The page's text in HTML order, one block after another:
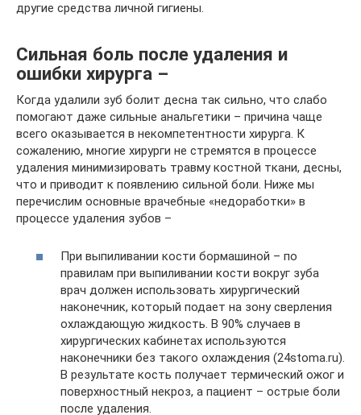
другие средства личной гигиены.
Сильная боль после удаления и
ошибки хирурга –
Когда удалили зуб болит десна так сильно, что слабо
помогают даже сильные анальгетики – причина чаще
всего оказывается в некомпетентности хирурга. К
сожалению, многие хирурги не стремятся в процессе
удаления минимизировать травму костной ткани, десны,
что и приводит к появлению сильной боли. Ниже мы
перечислим основные врачебные «недоработки» в
процессе удаления зубов –
При выпиливании кости бормашиной – по
правилам при выпиливании кости вокруг зуба
врач должен использовать хирургический
наконечник, который подает на зону сверления
охлаждающую жидкость. В 90% случаев в
хирургических кабинетах используются
наконечники без такого охлаждения (24stoma.ru).
В результате кость получает термический ожог и
поверхностный некроз, а пациент – острые боли
после удаления.